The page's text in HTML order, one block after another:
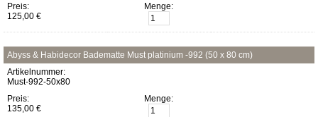
Preis:
125,00 €
Menge:
Abyss & Habidecor Badematte Must platinium -992 (50 x 80 cm)
Artikelnummer:
Must-992-50x80
Preis:
135,00 €
Menge: